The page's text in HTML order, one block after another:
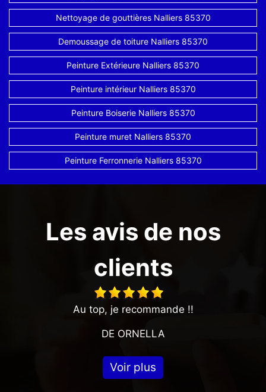
Nettoyage de gouttières Nalliers 85370
Demoussage de toiture Nalliers 85370
Peinture Extérieure Nalliers 85370
Peinture intérieur Nalliers 85370
Peinture Boiserie Nalliers 85370
Peinture muret Nalliers 85370
Peinture Ferronnerie Nalliers 85370
Les avis de nos
clients
Au top, je recommande !!
DE ORNELLA
Voir plus